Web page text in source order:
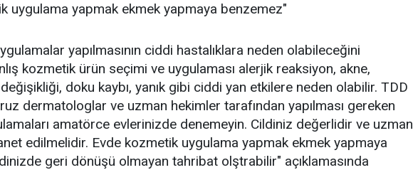
uygulama yapmak ekmek yapmaya benzemez"
yapılmasının ciddi hastalıklara neden olabileceğini
kozmetik ürün seçimi ve uygulaması alerjik reaksiyon, akne,
doku kaybı, yanık gibi ciddi yan etkilere neden olabilir. TDD
dermatologlar ve uzman hekimler tarafından yapılması gereken
amatörce evlerinizde denemeyin. Cildiniz değerlidir ve uzman
edilmelidir. Evde kozmetik uygulama yapmak ekmek yapmaya
geri dönüşü olmayan tahribat olştrabilir" açıklamasında